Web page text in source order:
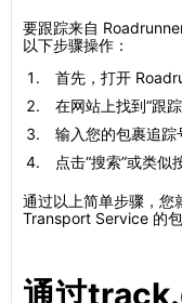
要跟踪来自
以下步骤操作：
首先，打开
在网站上找到“跟
输入您的包裹追踪
点击“搜索”或类似
通过以上简单步骤，您
Transport Service 的
通过